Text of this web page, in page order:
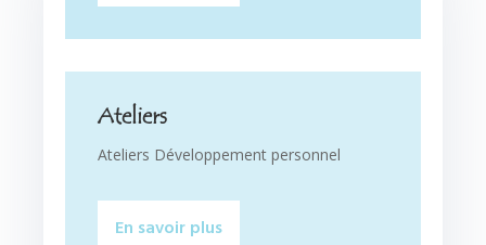
Ateliers
Ateliers Développement personnel
En savoir plus